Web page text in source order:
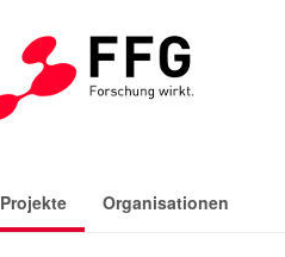
Projekte(aktiv)Organisationen